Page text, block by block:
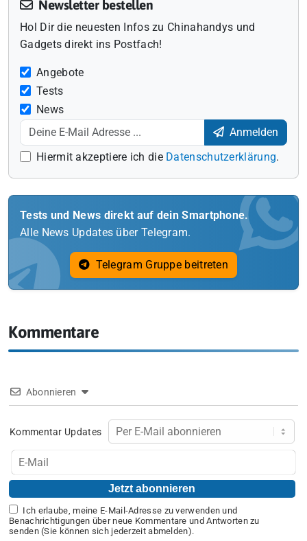
Newsletter bestellen
Hol Dir die neuesten Infos zu Chinahandys und
Gadgets direkt ins Postfach!
Angebote
Tests
News
Anmelden
Hiermit akzeptiere ich die Datenschutzerklärung.
Tests und News direkt auf dein Smartphone.
Alle News Updates über Telegram.
Telegram Gruppe beitreten
Kommentare
Abonnieren
Kommentar Updates
Ich erlaube, meine E-Mail-Adresse zu verwenden und
Benachrichtigungen über neue Kommentare und Antworten zu
senden (Sie können sich jederzeit abmelden).